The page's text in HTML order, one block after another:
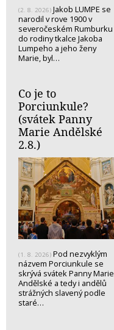
(2. 8. 2026) Jakob LUMPE se
narodil v rove 1900 v
severočeském Rumburku
do rodiny tkalce Jakoba
Lumpeho a jeho ženy
Marie, byl…
Co je to
Porciunkule?
(svátek Panny
Marie Andělské
2.8.)
(1. 8. 2026) Pod nezvyklým
názvem Porciunkule se
skrývá svátek Panny Marie
Andělské a tedy i andělů
strážných slavený podle
staré…